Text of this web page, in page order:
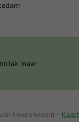
Heerenveen)
Kaart
meer